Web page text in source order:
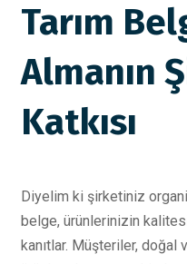
Tarım
Almanın
Katkısı
Diyelim ki şirketiniz
belge, ürünlerinizin
kanıtlar. Müşteriler, doğal